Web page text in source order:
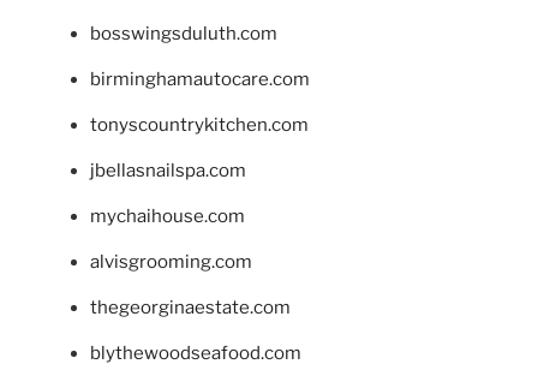
bosswingsduluth.com
birminghamautocare.com
tonyscountrykitchen.com
jbellasnailspa.com
mychaihouse.com
alvisgrooming.com
thegeorginaestate.com
blythewoodseafood.com